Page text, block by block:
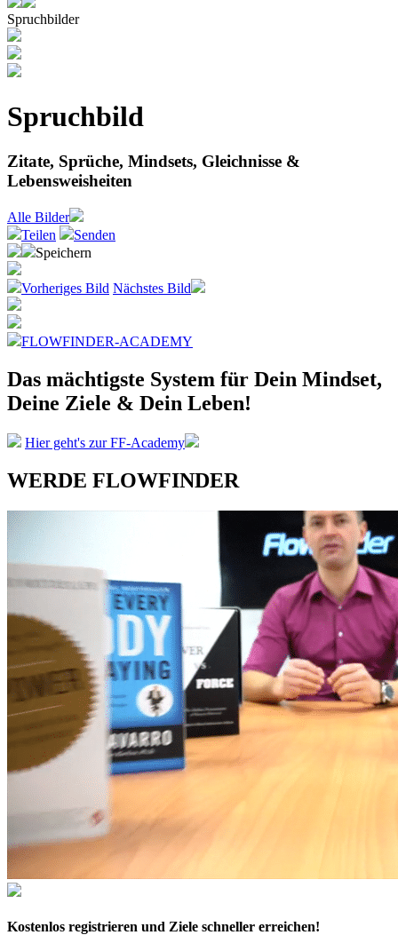
Spruchbilder
Spruchbild
Zitate, Sprüche, Mindsets, Gleichnisse &
Lebensweisheiten
Alle Bilder
Teilen
Senden
Speichern
Vorheriges Bild Nächstes Bild
FLOWFINDER-ACADEMY
Das mächtigste System für Dein Mindset,
Deine Ziele & Dein Leben!
Hier geht's zur FF-Academy
WERDE FLOWFINDER
Kostenlos registrieren und Ziele schneller erreichen!